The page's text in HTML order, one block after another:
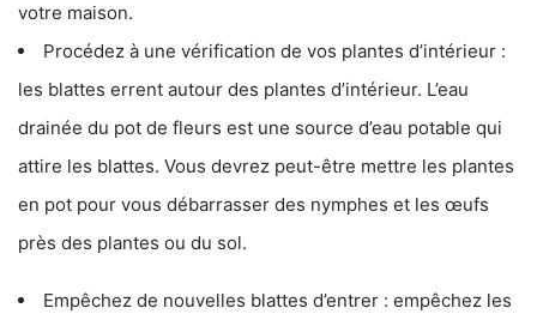
votre maison.
Procédez à une vérification de vos plantes d’intérieur :
les blattes errent autour des plantes d’intérieur. L’eau
drainée du pot de fleurs est une source d’eau potable qui
attire les blattes. Vous devrez peut-être mettre les plantes
en pot pour vous débarrasser des nymphes et les œufs
près des plantes ou du sol.
Empêchez de nouvelles blattes d’entrer : empêchez les